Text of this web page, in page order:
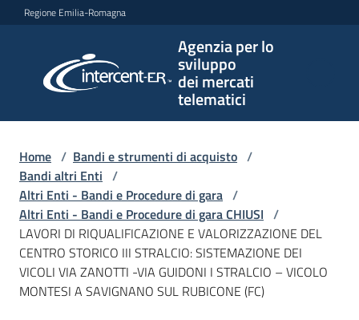
Vai al contenuto
Vai alla navigazione
Vai al footer
Regione Emilia-Romagna
Agenzia per lo
sviluppo
dei mercati
telematici
per lo
sviluppo
telematici
L'Agenzia
Bandi
Home / Bandi e strumenti di acquisto /
Bandi altri Enti /
Altri Enti - Bandi e Procedure di gara /
Altri Enti - Bandi e Procedure di gara CHIUSI /
LAVORI DI RIQUALIFICAZIONE E VALORIZZAZIONE DEL
CENTRO STORICO III STRALCIO: SISTEMAZIONE DEI
VICOLI VIA ZANOTTI -VIA GUIDONI I STRALCIO – VICOLO
MONTESI A SAVIGNANO SUL RUBICONE (FC)